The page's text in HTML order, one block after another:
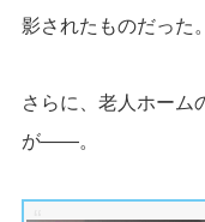
影されたものだった。
さらに、老人ホーム
が――。